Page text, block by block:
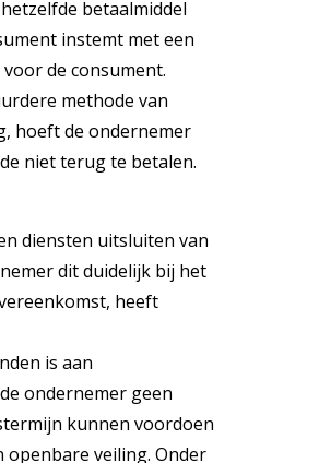
betaalmiddel
instemt met een
de consument.
methode van
hoeft de ondernemer
niet terug te betalen.
diensten uitsluiten van
dit duidelijk bij het
heeft
is aan
ondernemer geen
kunnen voordoen
openbare veiling. Onder